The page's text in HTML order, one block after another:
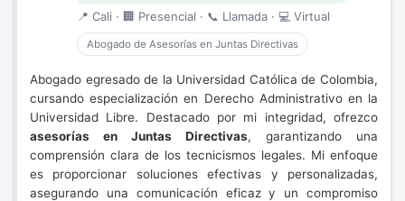
📍 Cali · 🏢 Presencial · 📞 Llamada · 💻 Virtual
Abogado de Asesorías en Juntas Directivas
Abogado egresado de la Universidad Católica de Colombia,
cursando especialización en Derecho Administrativo en la
Universidad Libre. Destacado por mi integridad, ofrezco
asesorías en Juntas Directivas, garantizando una
comprensión clara de los tecnicismos legales. Mi enfoque
es proporcionar soluciones efectivas y personalizadas,
asegurando una comunicación eficaz y un compromiso